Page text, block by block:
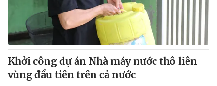
Thị trường
Tư vấn
Lịch phát sóng
Chuyên mục khác
Emagazine Podcast
Khởi công dự án Nhà máy nước thô liên
vùng đầu tiên trên cả nước